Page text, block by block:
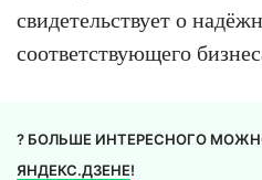
свидетельствует о
соответствующего
? БОЛЬШЕ ИНТЕРЕСНОГО
ЯНДЕКС.ДЗЕНЕ!